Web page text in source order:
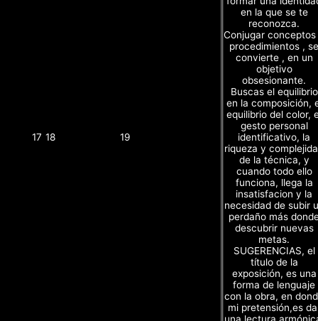
17 18 19
en la que se te
reconozca.
Conjugar
procedimientos , se
convierte , en un
objetivo
obsesionante.
Buscas el equilibrio
en la composición,
equilibrio del color,
gesto personal
identificativo, la
riqueza y
de la técnica, y
cuando todo ello
funciona, llega la
insatisfacion y la
necesidad de subir
perdaño más
descubrir nuevas
metas.
SUGERENCIAS, el
título de la
exposición, es una
forma de lenguaje
con la obra, en
mi pretensión,es
una lectura